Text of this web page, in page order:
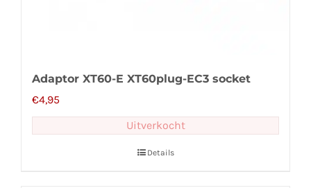
Adaptor XT60-E XT60plug-EC3 socket
€4,95
Uitverkocht
Details